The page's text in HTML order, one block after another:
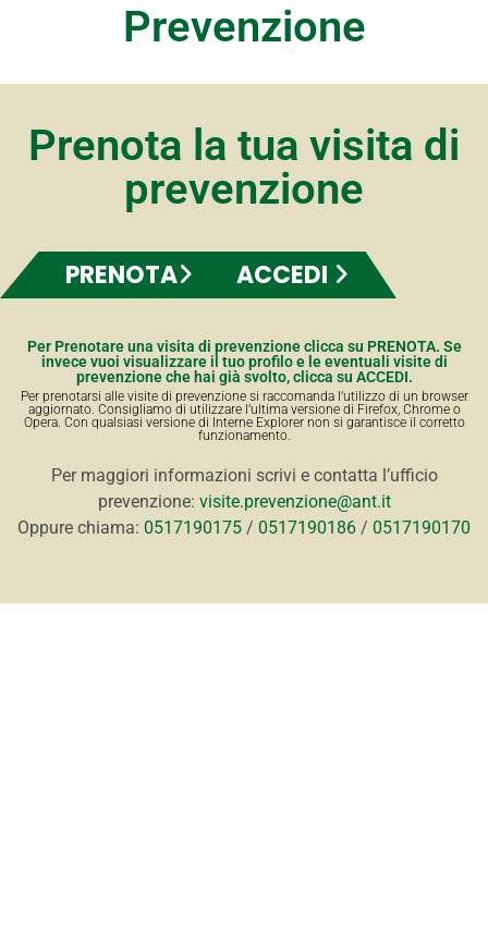
Prevenzione
Prenota la tua visita di
prevenzione
PRENOTA ACCEDI
Per Prenotare una visita di prevenzione clicca su PRENOTA. Se
invece vuoi visualizzare il tuo profilo e le eventuali visite di
prevenzione che hai già svolto, clicca su ACCEDI.
Per prenotarsi alle visite di prevenzione si raccomanda l’utilizzo di un browser
aggiornato. Consigliamo di utilizzare l’ultima versione di Firefox, Chrome o
Opera. Con qualsiasi versione di Interne Explorer non si garantisce il corretto
funzionamento.
Per maggiori informazioni scrivi e contatta l’ufficio
prevenzione: visite.prevenzione@ant.it
Oppure chiama: 0517190175 / 0517190186 / 0517190170